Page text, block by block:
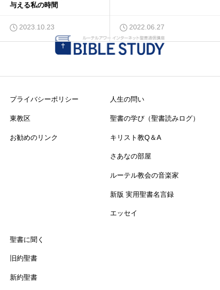
与える私の時間
2023.10.23 2022.06.27
プライバシーポリシー
東教区
お勧めのリンク
人生の問い
聖書の学び（聖書読みログ）
キリスト教Q＆A
さあなの部屋
ルーテル教会の音楽家
新版 実用聖書名言録
エッセイ
聖書に聞く
旧約聖書
新約聖書